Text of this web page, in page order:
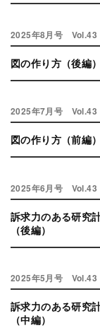
2025年8月号
図の作り方（後編）
2025年7月号
図の作り方（前編）
2025年6月号
訴求力のある研究
（後編）
2025年5月号
訴求力のある研究
（中編）